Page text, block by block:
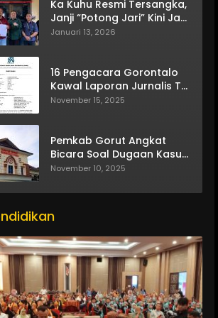
Ka Kuhu Resmi Tersangka,
Janji “Potong Jari” Kini Jadi
Bumerang
Januari 13, 2026
16 Pengacara Gorontalo
Kawal Laporan Jurnalis TV
One
November 15, 2025
Pemkab Gorut Angkat
Bicara Soal Dugaan Kasus
Asusila Oknum ASN
November 10, 2025